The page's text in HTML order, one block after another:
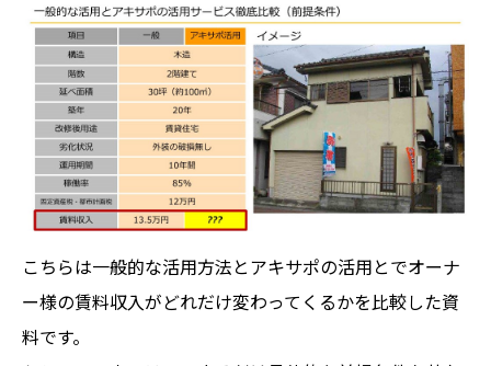
こちらは一般的な活用方法とアキサポの活用とでオーナ
ー様の賃料収入がどれだけ変わってくるかを比較した資
料です。